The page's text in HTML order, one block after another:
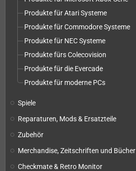
Produkte für Atari Systeme
Produkte für Commodore Systeme
Produkte für NEC Systeme
Produkte fürs Colecovision
Produkte für die Evercade
Produkte für moderne PCs
Spiele
Reparaturen, Mods & Ersatzteile
Zubehör
Merchandise, Zeitschriften und Bücher
Checkmate & Retro Monitor